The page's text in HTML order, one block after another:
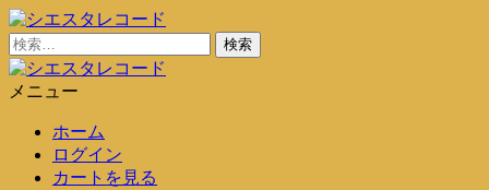
コ
ン
テ
ン
シエスタレコード
中古レコード通販
検
索:
メニュー
ホーム
ログイン
カートを見る